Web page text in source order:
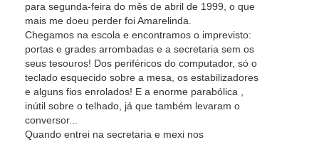
para segunda-feira do mês de abril de 1999, o que
mais me doeu perder foi Amarelinda.
Chegamos na escola e encontramos o imprevisto:
portas e grades arrombadas e a secretaria sem os
seus tesouros! Dos periféricos do computador, só o
teclado esquecido sobre a mesa, os estabilizadores
e alguns fios enrolados! E a enorme parabólica ,
inútil sobre o telhado, já que também levaram o
conversor...
Quando entrei na secretaria e mexi nos